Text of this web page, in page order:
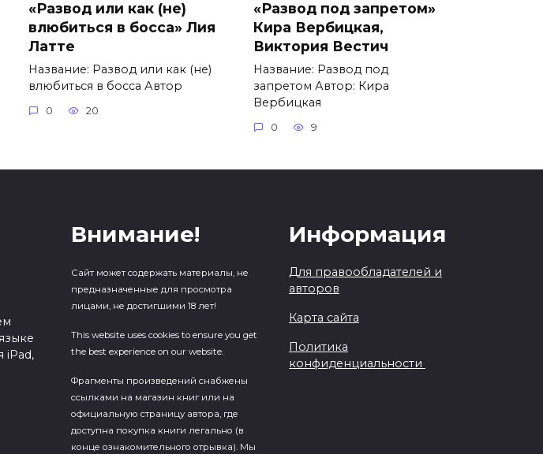
«Развод или как (не)
влюбиться в босса» Лия
Латте
Название: Развод или как (не)
влюбиться в босса Автор
0 20
«Развод под запретом»
Кира Вербицкая,
Виктория Вестич
Название: Развод под
запретом Автор: Кира
Вербицкая
0 9
iPad,
Внимание!
Сайт может содержать материалы, не
предназначенные для просмотра
лицами, не достигшими 18 лет!
This website uses cookies to ensure you get
the best experience on our website.
Фрагменты произведений cнабжены
ссылками на магазин книг или на
официальную страницу автора, где
доступна покупка книги легально (в
конце ознакомительного отрывка). Мы
Информация
Для правообладателей и
авторов
Карта сайта
Политика
конфиденциальности